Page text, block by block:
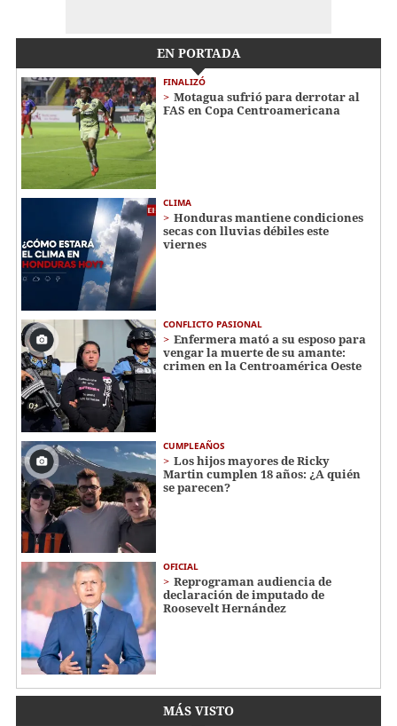
EN PORTADA
FINALIZÓ
Motagua sufrió para derrotar al
FAS en Copa Centroamericana
CLIMA
Honduras mantiene condiciones
secas con lluvias débiles este
viernes
CONFLICTO PASIONAL
Enfermera mató a su esposo para
vengar la muerte de su amante:
crimen en la Centroamérica Oeste
CUMPLEAÑOS
Los hijos mayores de Ricky
Martin cumplen 18 años: ¿A quién
se parecen?
OFICIAL
Reprograman audiencia de
declaración de imputado de
Roosevelt Hernández
MÁS VISTO